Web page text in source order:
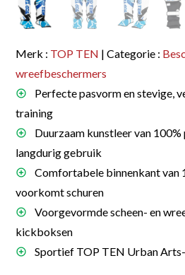
Merk : TOP TEN | Categorie :
wreefbeschermers
Perfecte pasvorm en stevige,
training
Duurzaam kunstleer van
langdurig gebruik
Comfortabele binnenkant van
voorkomt schuren
Voorgevormde scheen- en
kickboksen
Sportief TOP TEN Urban